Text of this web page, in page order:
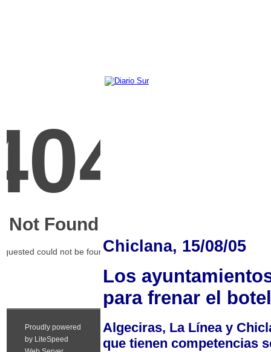
Chiclana, 15/08/05
Los
para frenar el
Algeciras, La Línea y
que tienen competencias